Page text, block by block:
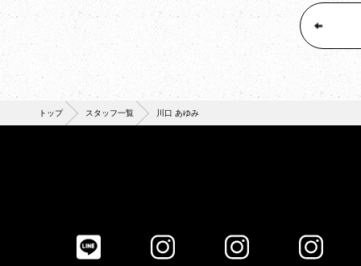
トップ スタッフ一覧 川口 あゆみ